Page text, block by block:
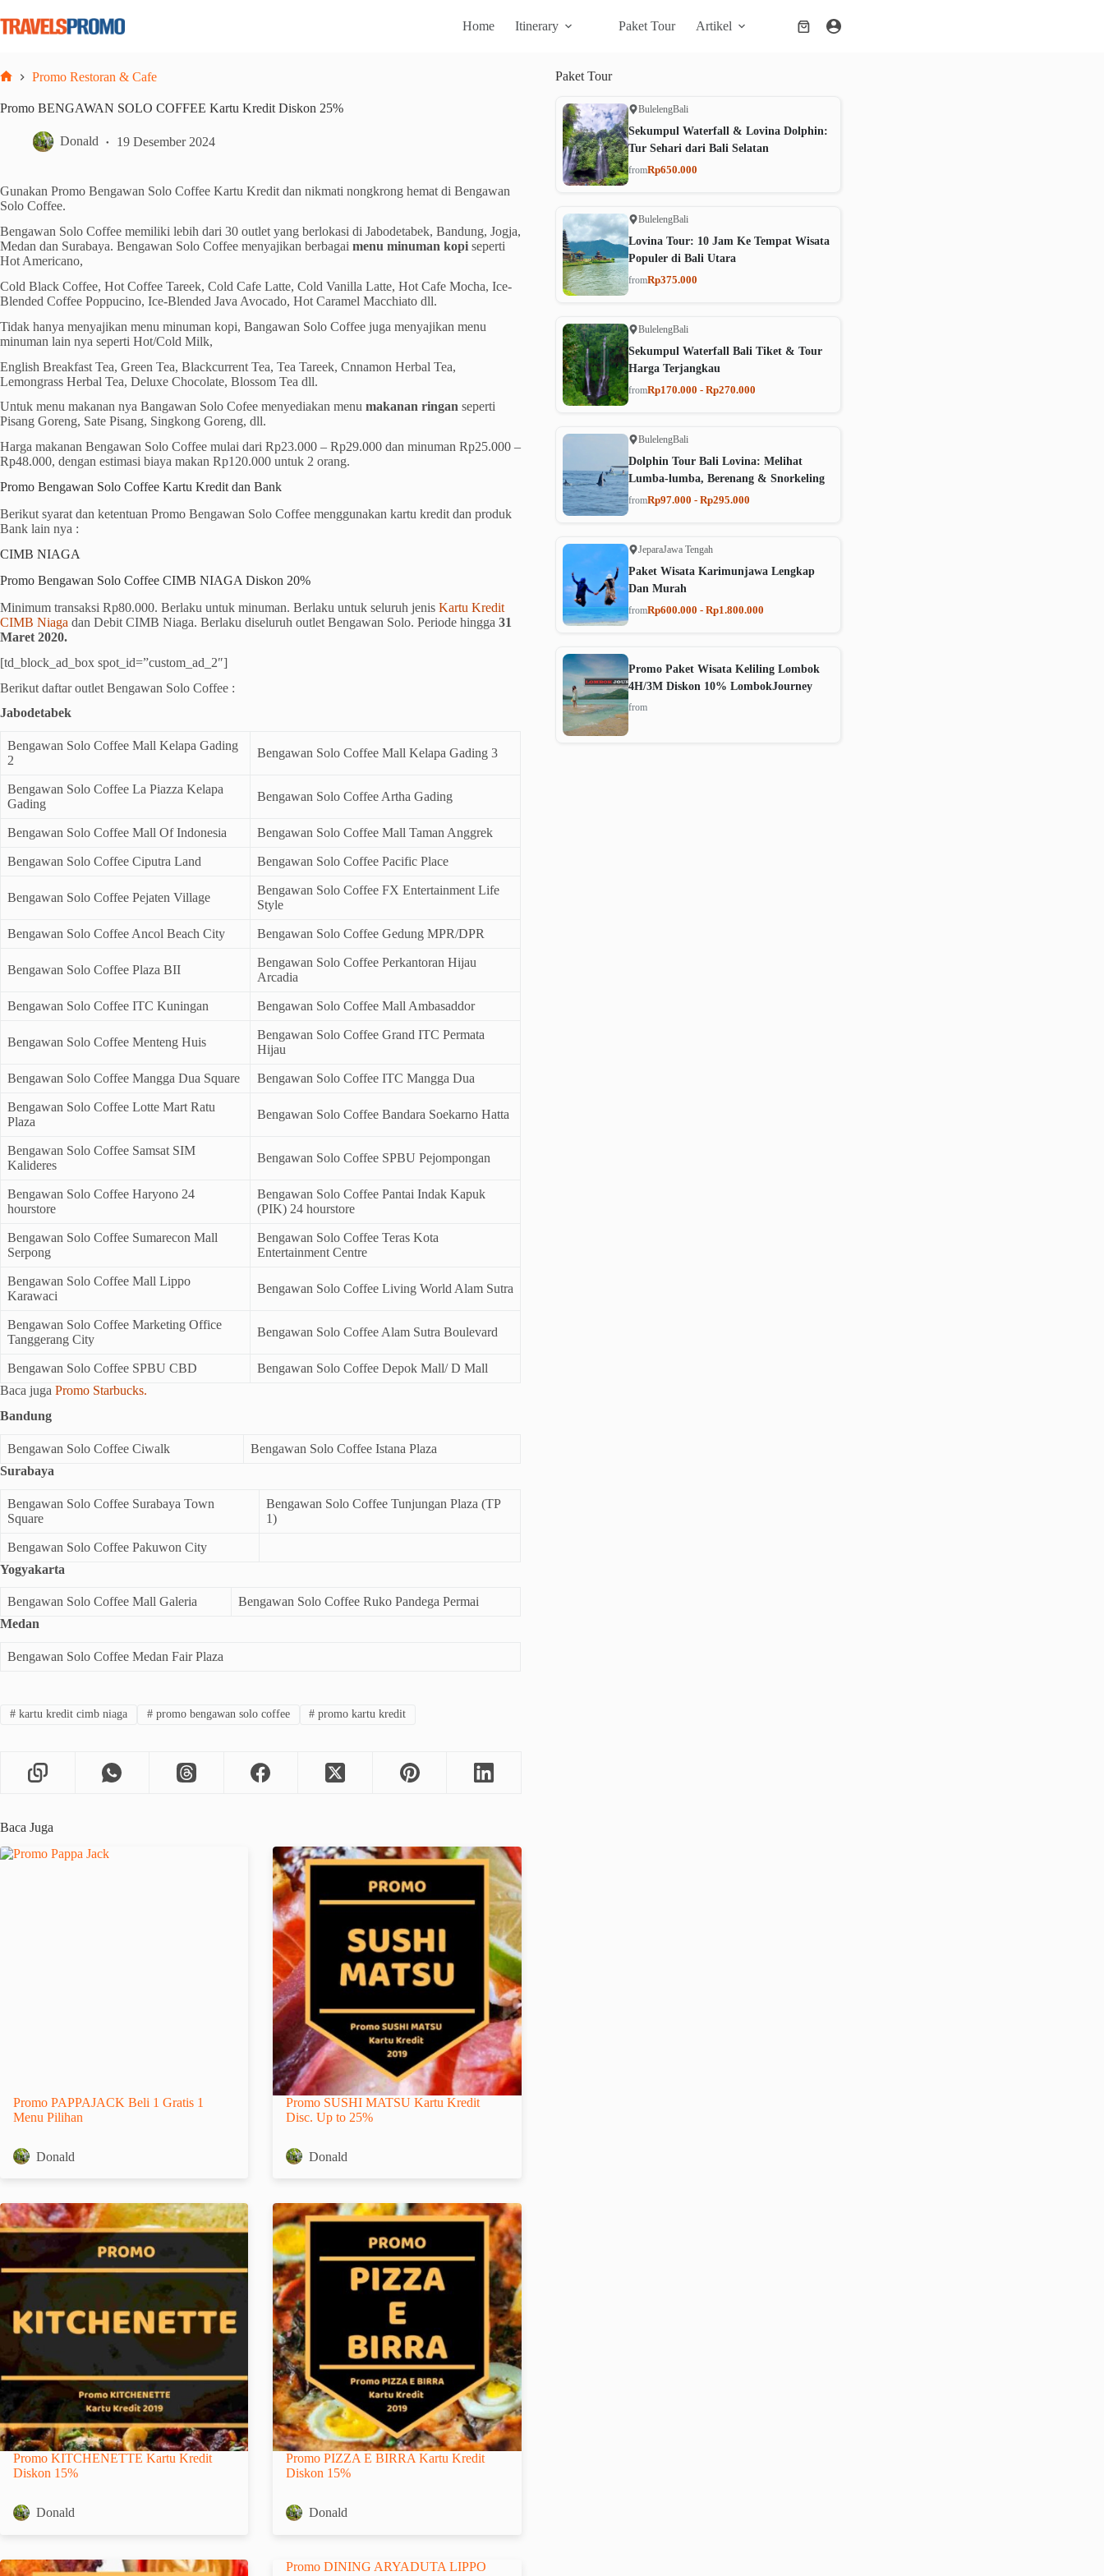
to
content
Home Itinerary Paket Tour Artikel
Shopping
Promo Restoran & Cafe
Promo BENGAWAN SOLO COFFEE Kartu Kredit Diskon 25%
Donald 19 Desember 2024
Gunakan Promo Bengawan Solo Coffee Kartu Kredit dan nikmati nongkrong hemat di Bengawan
Solo Coffee.
Bengawan Solo Coffee memiliki lebih dari 30 outlet yang berlokasi di Jabodetabek, Bandung, Jogja,
Medan dan Surabaya. Bengawan Solo Coffee menyajikan berbagai menu minuman kopi seperti
Hot Americano,
Cold Black Coffee, Hot Coffee Tareek, Cold Cafe Latte, Cold Vanilla Latte, Hot Cafe Mocha, Ice-
Blended Coffee Poppucino, Ice-Blended Java Avocado, Hot Caramel Macchiato dll.
Tidak hanya menyajikan menu minuman kopi, Bangawan Solo Coffee juga menyajikan menu
minuman lain nya seperti Hot/Cold Milk,
English Breakfast Tea, Green Tea, Blackcurrent Tea, Tea Tareek, Cnnamon Herbal Tea,
Lemongrass Herbal Tea, Deluxe Chocolate, Blossom Tea dll.
Untuk menu makanan nya Bangawan Solo Cofee menyediakan menu makanan ringan seperti
Pisang Goreng, Sate Pisang, Singkong Goreng, dll.
Harga makanan Bengawan Solo Coffee mulai dari Rp23.000 – Rp29.000 dan minuman Rp25.000 –
Rp48.000, dengan estimasi biaya makan Rp120.000 untuk 2 orang.
Promo Bengawan Solo Coffee Kartu Kredit dan Bank
Berikut syarat dan ketentuan Promo Bengawan Solo Coffee menggunakan kartu kredit dan produk
Bank lain nya :
CIMB NIAGA
Promo Bengawan Solo Coffee CIMB NIAGA Diskon 20%
Minimum transaksi Rp80.000. Berlaku untuk minuman. Berlaku untuk seluruh jenis Kartu Kredit
CIMB Niaga dan Debit CIMB Niaga. Berlaku diseluruh outlet Bengawan Solo. Periode hingga 31
Maret 2020.
[td_block_ad_box spot_id=”custom_ad_2″]
Berikut daftar outlet Bengawan Solo Coffee :
Jabodetabek
Bengawan Solo Coffee Mall Kelapa Gading
2
Bengawan Solo Coffee Mall Kelapa Gading 3
Bengawan Solo Coffee La Piazza Kelapa
Gading
Bengawan Solo Coffee Artha Gading
Bengawan Solo Coffee Mall Of Indonesia Bengawan Solo Coffee Mall Taman Anggrek
Bengawan Solo Coffee Ciputra Land Bengawan Solo Coffee Pacific Place
Bengawan Solo Coffee Pejaten Village
Bengawan Solo Coffee FX Entertainment Life
Style
Bengawan Solo Coffee Ancol Beach City Bengawan Solo Coffee Gedung MPR/DPR
Bengawan Solo Coffee Plaza BII
Bengawan Solo Coffee Perkantoran Hijau
Arcadia
Bengawan Solo Coffee ITC Kuningan Bengawan Solo Coffee Mall Ambasaddor
Bengawan Solo Coffee Menteng Huis
Bengawan Solo Coffee Grand ITC Permata
Hijau
Bengawan Solo Coffee Mangga Dua Square Bengawan Solo Coffee ITC Mangga Dua
Bengawan Solo Coffee Lotte Mart Ratu
Plaza
Bengawan Solo Coffee Bandara Soekarno Hatta
Bengawan Solo Coffee Samsat SIM
Kalideres
Bengawan Solo Coffee SPBU Pejompongan
Bengawan Solo Coffee Haryono 24
hourstore
Bengawan Solo Coffee Pantai Indak Kapuk
(PIK) 24 hourstore
Bengawan Solo Coffee Sumarecon Mall
Serpong
Bengawan Solo Coffee Teras Kota
Entertainment Centre
Bengawan Solo Coffee Mall Lippo
Karawaci
Bengawan Solo Coffee Living World Alam Sutra
Bengawan Solo Coffee Marketing Office
Tanggerang City
Bengawan Solo Coffee Alam Sutra Boulevard
Bengawan Solo Coffee SPBU CBD
Bengawan Solo Coffee Depok Mall/ D Mall
Baca juga Promo Starbucks.
Bandung
Bengawan Solo Coffee Ciwalk
Bengawan Solo Coffee Istana Plaza
Surabaya
Bengawan Solo Coffee Surabaya Town
Square
Bengawan Solo Coffee Tunjungan Plaza (TP
1)
Bengawan Solo Coffee Pakuwon City
Yogyakarta
Bengawan Solo Coffee Mall Galeria
Bengawan Solo Coffee Ruko Pandega Permai
Medan
Bengawan Solo Coffee Medan Fair Plaza
#kartu kredit cimb niaga #promo bengawan solo coffee # promo kartu kredit
Baca Juga
Promo PAPPAJACK Beli 1 Gratis 1
Menu Pilihan
Donald
Promo SUSHI MATSU Kartu Kredit
Disc. Up to 25%
Donald
Promo KITCHENETTE Kartu Kredit
Diskon 15%
Donald
Promo PIZZA E BIRRA Kartu Kredit
Diskon 15%
Donald
Promo DINING ARYADUTA LIPPO
Paket Tour
BulelengBali
Sekumpul Waterfall & Lovina Dolphin:
Tur Sehari dari Bali Selatan
fromRp650.000
BulelengBali
Lovina Tour: 10 Jam Ke Tempat Wisata
Populer di Bali Utara
fromRp375.000
BulelengBali
Sekumpul Waterfall Bali Tiket & Tour
Harga Terjangkau
fromRp170.000 - Rp270.000
BulelengBali
Dolphin Tour Bali Lovina: Melihat
Lumba-lumba, Berenang & Snorkeling
fromRp97.000 - Rp295.000
JeparaJawa Tengah
Paket Wisata Karimunjawa Lengkap
Dan Murah
fromRp600.000 - Rp1.800.000
Promo Paket Wisata Keliling Lombok
4H/3M Diskon 10% LombokJourney
from